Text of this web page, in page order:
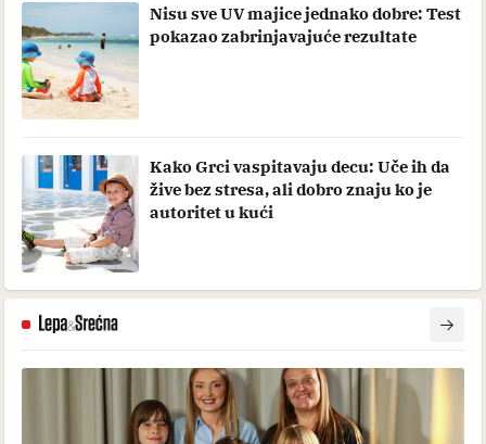
Nisu sve UV majice jednako dobre: Test
pokazao zabrinjavajuće rezultate
Kako Grci vaspitavaju decu: Uče ih da
žive bez stresa, ali dobro znaju ko je
autoritet u kući